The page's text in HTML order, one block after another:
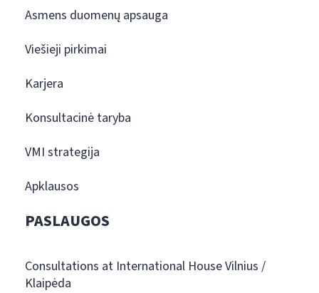
Asmens duomenų apsauga
Viešieji pirkimai
Karjera
Konsultacinė taryba
VMI strategija
Apklausos
PASLAUGOS
Consultations at International House Vilnius /
Klaipėda